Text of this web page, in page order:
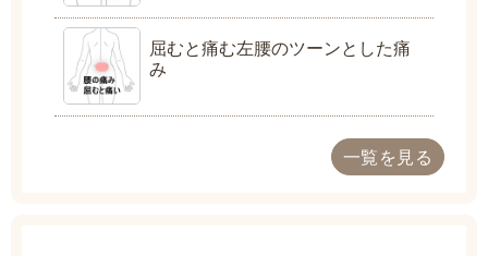
屈むと痛む左腰のツーンとした痛
み
一覧を見る